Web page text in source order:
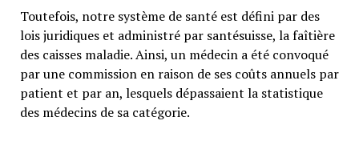
Toutefois, notre système de santé est défini par des
lois juridiques et administré par santésuisse, la faîtière
des caisses maladie. Ainsi, un médecin a été convoqué
par une commission en raison de ses coûts annuels par
patient et par an, lesquels dépassaient la statistique
des médecins de sa catégorie.